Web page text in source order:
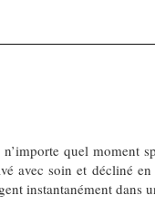
quel moment
avec soin et décliné
instantanément dans